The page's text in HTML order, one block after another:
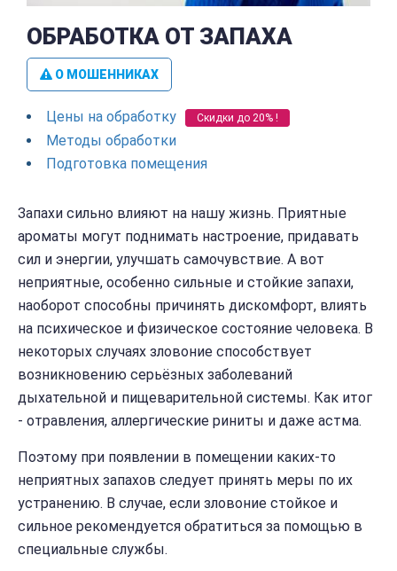
ОБРАБОТКА ОТ ЗАПАХА
О МОШЕННИКАХ
Цены на обработку Скидки до 20% !
Методы обработки
Подготовка помещения
Запахи сильно влияют на нашу жизнь. Приятные
ароматы могут поднимать настроение, придавать
сил и энергии, улучшать самочувствие. А вот
неприятные, особенно сильные и стойкие запахи,
наоборот способны причинять дискомфорт, влиять
на психическое и физическое состояние человека. В
некоторых случаях зловоние способствует
возникновению серьёзных заболеваний
дыхательной и пищеварительной системы. Как итог
- отравления, аллергические риниты и даже астма.
Поэтому при появлении в помещении каких-то
неприятных запахов следует принять меры по их
устранению. В случае, если зловоние стойкое и
сильное рекомендуется обратиться за помощью в
специальные службы.